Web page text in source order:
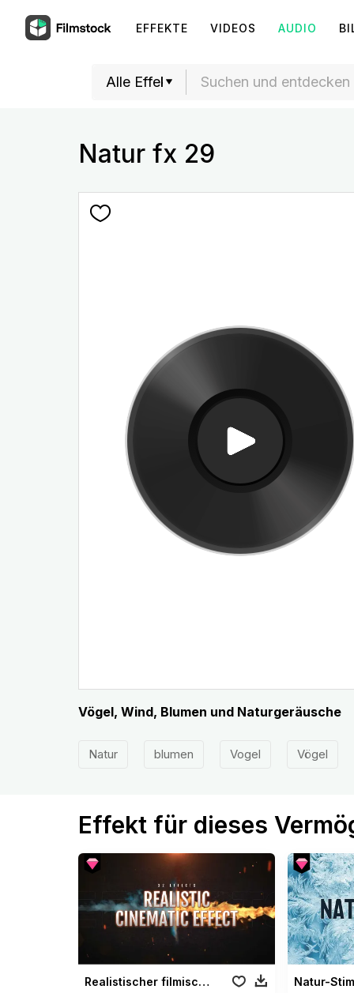
EFFEKTE VIDEOS AUDIO
Natur fx 29
Vögel, Wind, Blumen und Naturgeräusche
Natur blumen Vogel Vögel
Effekt für dieses
Realistischer filmischer Effekt Natur-